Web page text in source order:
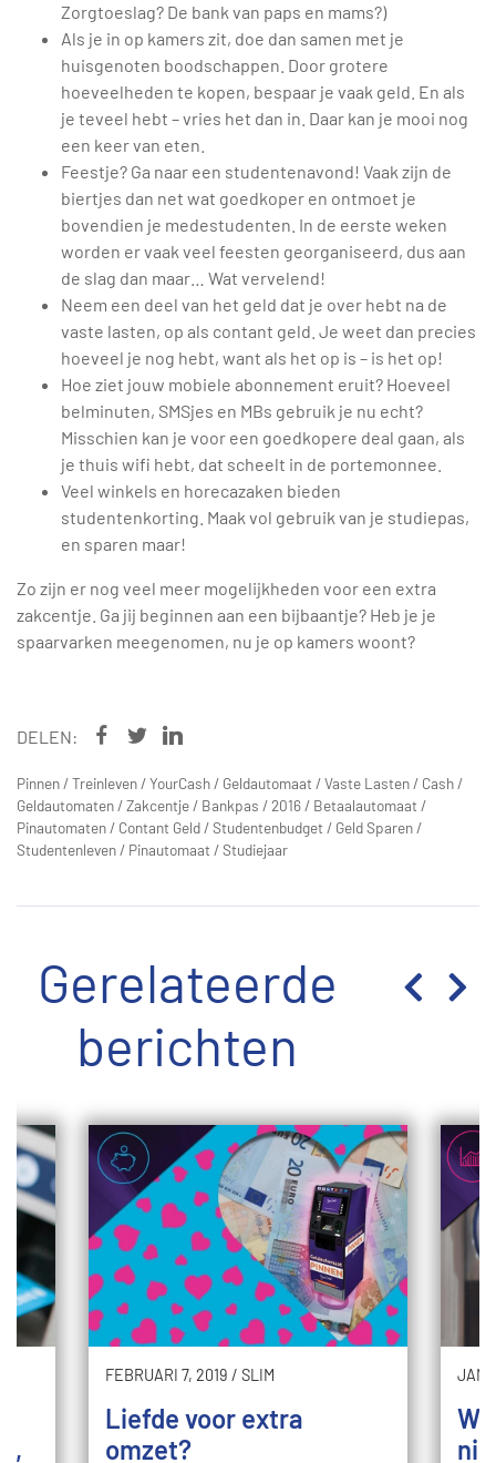
Zorgtoeslag? De bank van paps en mams?)
Als je in op kamers zit, doe dan samen met je
huisgenoten boodschappen. Door grotere
hoeveelheden te kopen, bespaar je vaak geld. En als
je teveel hebt – vries het dan in. Daar kan je mooi nog
een keer van eten.
Feestje? Ga naar een studentenavond! Vaak zijn de
biertjes dan net wat goedkoper en ontmoet je
bovendien je medestudenten. In de eerste weken
worden er vaak veel feesten georganiseerd, dus aan
de slag dan maar… Wat vervelend!
Neem een deel van het geld dat je over hebt na de
vaste lasten, op als contant geld. Je weet dan precies
hoeveel je nog hebt, want als het op is – is het op!
Hoe ziet jouw mobiele abonnement eruit? Hoeveel
belminuten, SMSjes en MBs gebruik je nu echt?
Misschien kan je voor een goedkopere deal gaan, als
je thuis wifi hebt, dat scheelt in de portemonnee.
Veel winkels en horecazaken bieden
studentenkorting. Maak vol gebruik van je studiepas,
en sparen maar!
Zo zijn er nog veel meer mogelijkheden voor een extra
zakcentje. Ga jij beginnen aan een bijbaantje? Heb je je
spaarvarken meegenomen, nu je op kamers woont?
DELEN:
Pinnen /Treinleven /YourCash / Geldautomaat /Vaste Lasten / Cash /
Geldautomaten /Zakcentje / Bankpas /2016 / Betaalautomaat /
Pinautomaten / Contant Geld /Studentenbudget / Geld Sparen /
Studentenleven / Pinautomaat /Studiejaar
Gerelateerde
berichten
FEBRUARI 7, 2019 / SLIM
Liefde voor extra
omzet?